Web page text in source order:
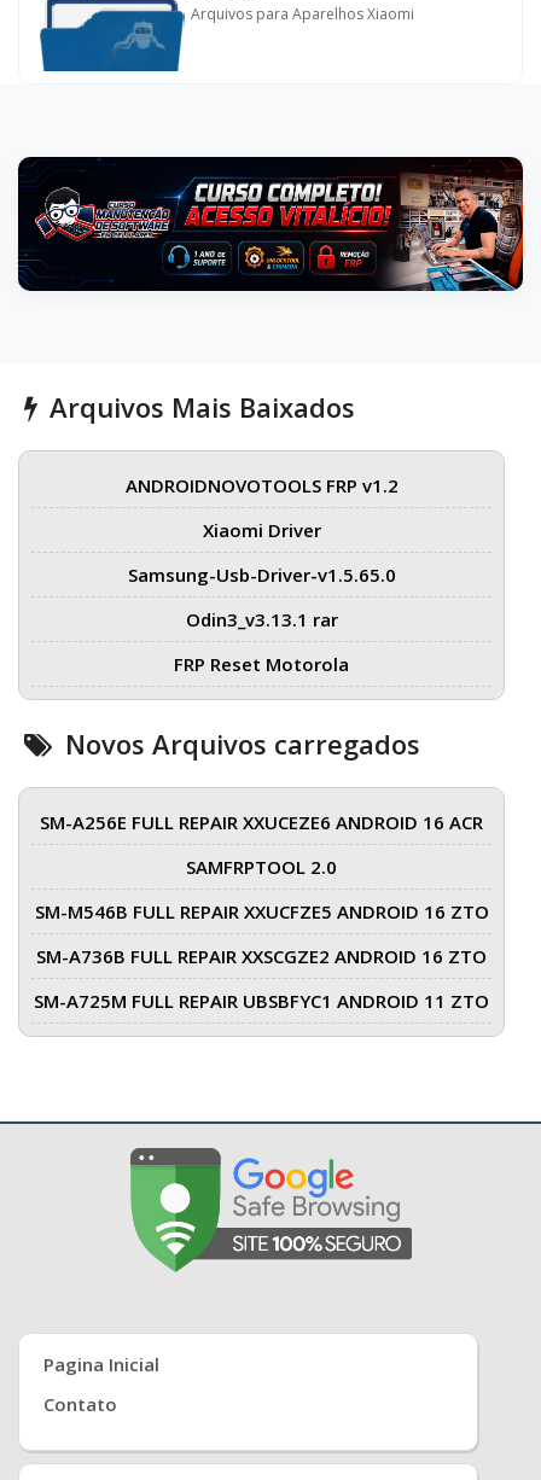
Arquivos para Aparelhos Xiaomi
Arquivos Mais Baixados
ANDROIDNOVOTOOLS FRP v1.2
Xiaomi Driver
Samsung-Usb-Driver-v1.5.65.0
Odin3_v3.13.1 rar
FRP Reset Motorola
Novos Arquivos carregados
SM-A256E FULL REPAIR XXUCEZE6 ANDROID 16 ACR
SAMFRPTOOL 2.0
SM-M546B FULL REPAIR XXUCFZE5 ANDROID 16 ZTO
SM-A736B FULL REPAIR XXSCGZE2 ANDROID 16 ZTO
SM-A725M FULL REPAIR UBSBFYC1 ANDROID 11 ZTO
Pagina Inicial
Contato